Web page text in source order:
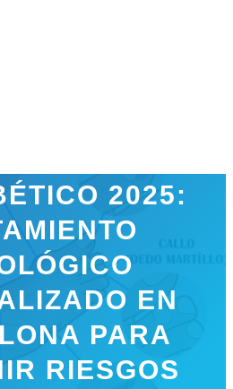
2025:
EN
PARA
RIESGOS